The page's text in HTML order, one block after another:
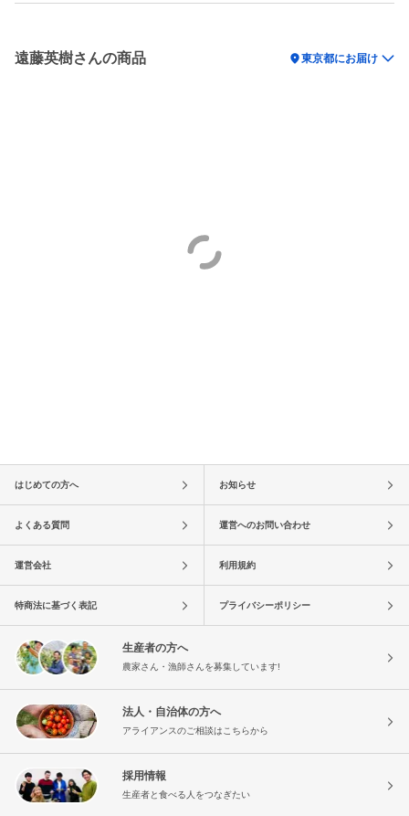
遠藤英樹さんの商品 location_on東京都にお届け
はじめての方へ お知らせ
よくある質問 運営へのお問い合わせ
運営会社 利用規約
特商法に基づく表記 プライバシーポリシー
生産者の方へ
農家さん・漁師さんを募集しています!
法人・自治体の方へ
アライアンスのご相談はこちらから
採用情報
生産者と食べる人をつなぎたい